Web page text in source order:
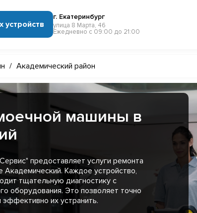
устройств
г. Екатеринбург
улица 8 Марта, 46
Ежедневно с 09:00 до 21:00
/ Академический район
машины в
предоставляет услуги ремонта
Каждое устройство,
тщательную диагностику с
оборудования. Это позволяет точно
их устранить.